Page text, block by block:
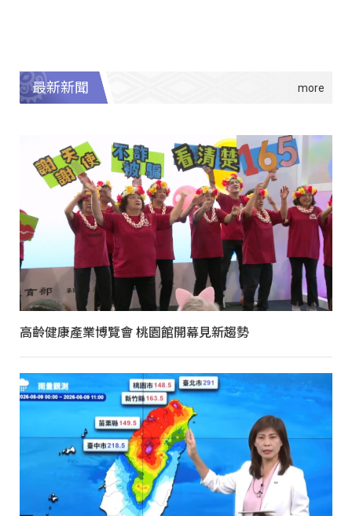
最新新聞
高齡健康產業博覽會 桃園館開幕見新趨勢